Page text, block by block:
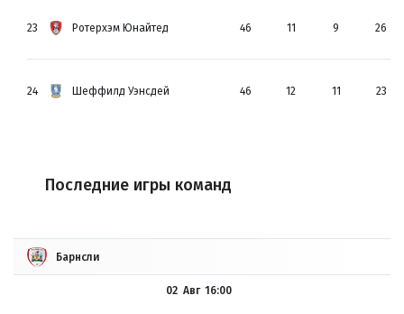
23 Ротерхэм Юнайтед 46 11 9 26
24 Шеффилд Уэнсдей 46 12 11 23
Последние игры команд
Барнсли
02 Авг 16:00